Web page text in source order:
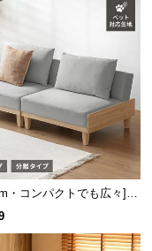
・コンパクトでも広々] 3
ファベッド リクライニン